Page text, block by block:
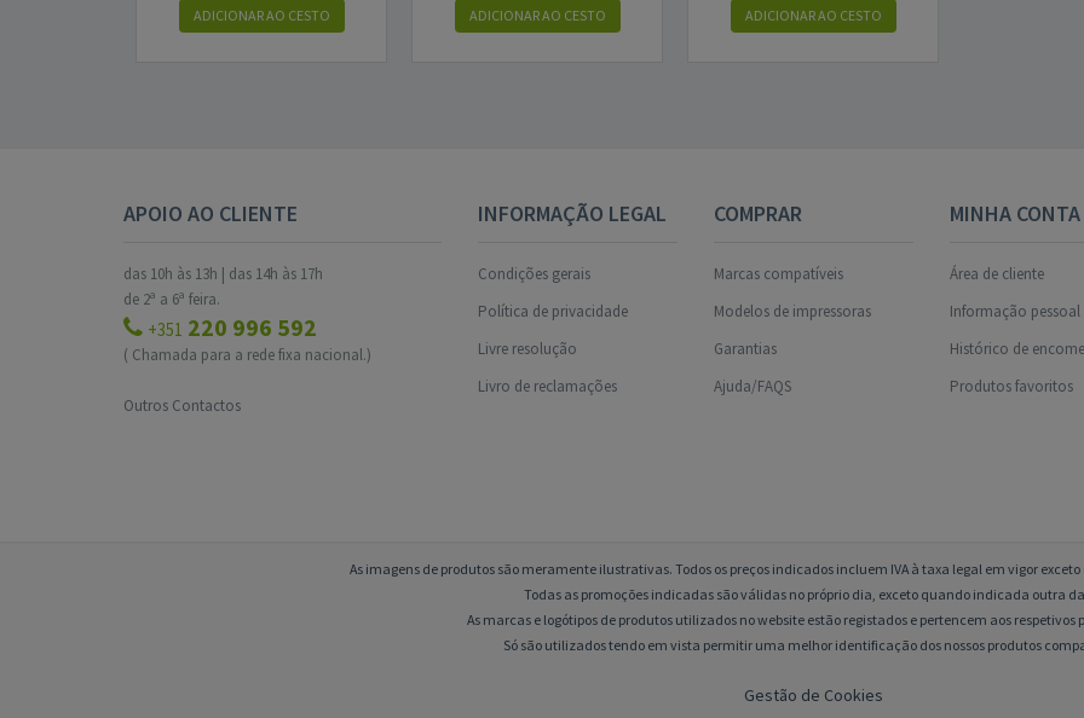
ADICIONAR AO CESTO ADICIONAR AO CESTO ADICIONAR AO CESTO
APOIO AO CLIENTE
das 10h às 13h | das 14h às 17h
de 2ª a 6ª feira.
+351 220 996 592
( Chamada para a rede fixa nacional.)
Outros Contactos
INFORMAÇÃO LEGAL
Condições gerais
Política de privacidade
Livre resolução
Livro de reclamações
COMPRAR
Marcas compatíveis
Modelos de impressoras
Garantias
Ajuda/FAQS
MINHA CONTA
Área de cliente
Informação pessoal
Histórico de
Produtos favoritos
As imagens de produtos são meramente ilustrativas. Todos os preços indicados incluem IVA à taxa legal em vigor
Todas as promoções indicadas são válidas no próprio dia, exceto quando indicada outra
As marcas e logótipos de produtos utilizados no website estão registados e pertencem aos respetivos
Só são utilizados tendo em vista permitir uma melhor identificação dos nossos produtos
Gestão de Cookies